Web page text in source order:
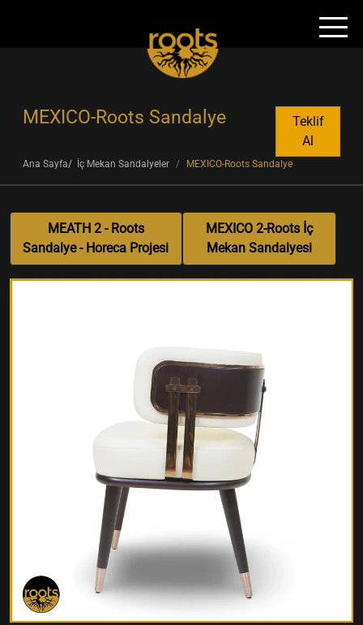
MEXICO-Roots Sandalye
Teklif
Al
Ana Sayfa İç Mekan Sandalyeler MEXICO-Roots Sandalye
MEATH 2 - Roots
Sandalye - Horeca Projesi
MEXICO 2-Roots İç
Mekan Sandalyesi